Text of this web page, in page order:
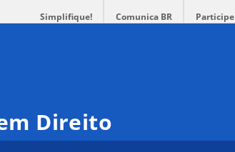
Simplifique! Comunica BR Participe
Direito